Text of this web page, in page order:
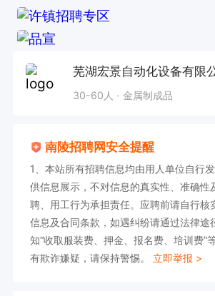
芜湖宏景自动化设备有限
30-60人 金属制成品
南陵招聘网安全提醒
1、本站所有招聘信息均由用人单位自行
供信息展示，不对信息的真实性、准确性
聘、用工行为承担责任。应聘前请自行核
信息及合同条款，如遇纠纷请通过法律途
知“收取服装费、押金、报名费、培训费”
有欺诈嫌疑，请保持警惕。 立即举报 >